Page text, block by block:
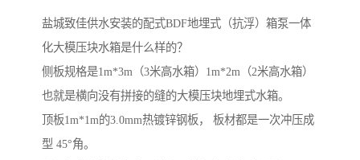
盐城致佳供水安装的配式BDF地埋式（抗浮）箱泵一体
化大模压块水箱是什么样的？
侧板规格是1m*3m（3米高水箱）1m*2m（2米高水箱）
也就是横向没有拼接的缝的大模压块地埋式水箱。
顶板1m*1m的3.0mm热镀锌钢板， 板材都是一次冲压成
型 45°角。